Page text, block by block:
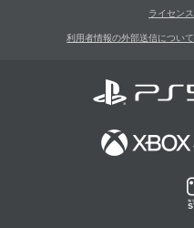
ライセンス
利用者情報の外部送信について